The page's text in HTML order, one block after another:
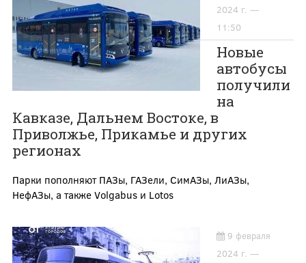
2024 г. —
11:50
Новые
автобусы
получили
на
Кавказе, Дальнем Востоке, в
Приволжье, Прикамье и других
регионах
Парки пополняют ПАЗы, ГАЗели, СимАЗы, ЛиАЗы,
НефАЗы, а также Volgabus и Lotos
9 февраля
2024 г. —